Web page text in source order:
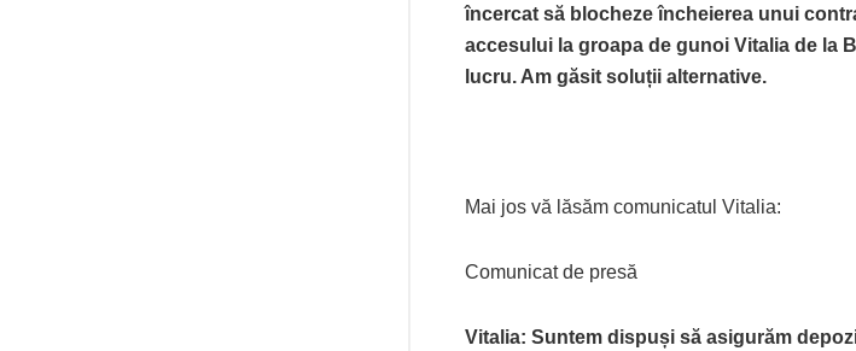
încercat să blocheze încheierea unui
accesului la groapa de gunoi Vitalia de la
lucru. Am găsit soluții alternative.
Mai jos vă lăsăm comunicatul Vitalia:
Comunicat de presă
Vitalia: Suntem dispuși să asigurăm